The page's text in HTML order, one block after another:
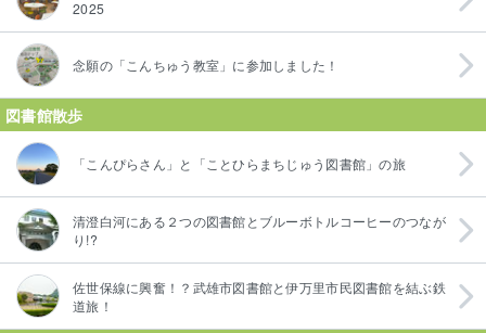
2025
念願の「こんちゅう教室」に参加しました！
図書館散歩
「こんぴらさん」と「ことひらまちじゅう図書館」の旅
清澄白河にある２つの図書館とブルーボトルコーヒーのつなが
り!?
佐世保線に興奮！？武雄市図書館と伊万里市民図書館を結ぶ鉄
道旅！